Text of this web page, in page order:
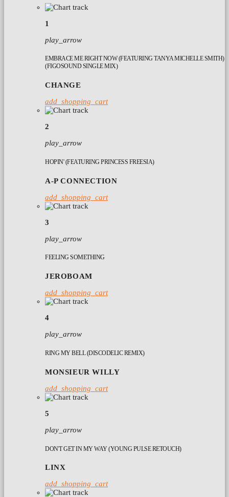
1
play_arrow
EMBRACE ME RIGHT NOW (FEATURING TANYA MICHELLE SMITH)
(FIGOSOUND SINGLE MIX)
CHANGE
add_shopping_cart
2
play_arrow
HOPIN' (FEATURING PRINCESS FREESIA)
A-P CONNECTION
add_shopping_cart
3
play_arrow
FEELING SOMETHING
JEROBOAM
add_shopping_cart
4
play_arrow
RING MY BELL (DISCODELIC REMIX)
MONSIEUR WILLY
add_shopping_cart
5
play_arrow
DON'T GET IN MY WAY (YOUNG PULSE RETOUCH)
LINX
add_shopping_cart